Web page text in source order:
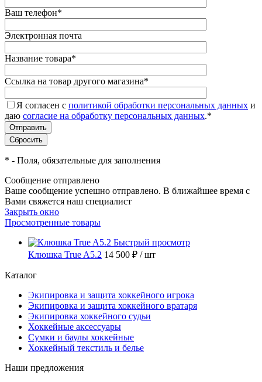
Ваш телефон*
Электронная почта
Название товара*
Ссылка на товар другого магазина*
Я согласен с политикой обработки персональных данных и
даю согласие на обработку персональных данных.*
* - Поля, обязательные для заполнения
Сообщение отправлено
Ваше сообщение успешно отправлено. В ближайшее время с
Вами свяжется наш специалист
Закрыть окно
Просмотренные товары
Быстрый просмотр
Клюшка True A5.2 14 500 ₽ / шт
Каталог
Экипировка и защита хоккейного игрока
Экипировка и защита хоккейного вратаря
Экипировка хоккейного судьи
Хоккейные аксессуары
Сумки и баулы хоккейные
Хоккейный текстиль и белье
Наши предложения